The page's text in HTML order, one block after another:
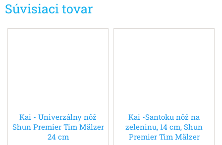
Súvisiaci tovar
Kai - Univerzálny nôž
Shun Premier Tim Mälzer
24 cm
Kai -Santoku nôž na
zeleninu, 14 cm, Shun
Premier Tim Mälzer